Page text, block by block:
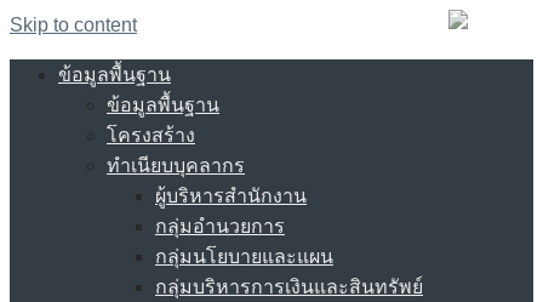
Skip to content
ข้อมูลพื้นฐาน
ข้อมูลพื้นฐาน
โครงสร้าง
ทำเนียบบุคลากร
ผู้บริหารสำนักงาน
กลุ่มอำนวยการ
กลุ่มนโยบายและแผน
กลุ่มบริหารการเงินและสินทรัพย์